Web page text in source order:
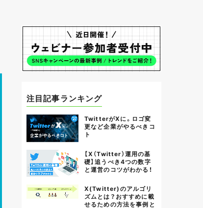
注目記事ランキング
TwitterがXに。ロゴ変
更など企業がやるべきコ
ト
【X（Twitter）運用の基
礎】追うべき4つの数字
と運営のコツがわかる！
X(Twitter)のアルゴリ
ズムとは？おすすめに載
せるための方法を事例と